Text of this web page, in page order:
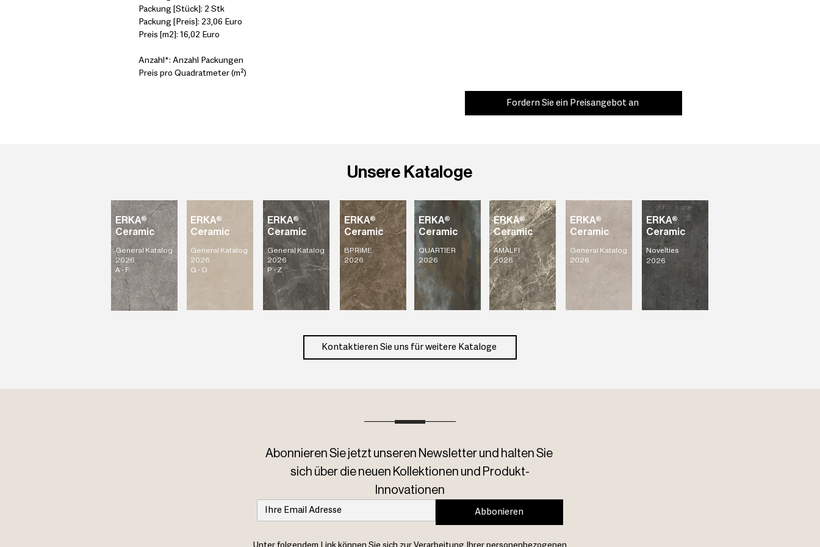
Packung [Stück]: 2 Stk
Packung [Preis]: 23,06 Euro
Preis [m2]: 16,02 Euro
Anzahl*: Anzahl Packungen
Preis pro Quadratmeter (m²)
Fordern Sie ein Preisangebot an
Unsere Kataloge
ERKA®
Ceramic
General Katalog
2026
G - O
ERKA®
Ceramic
General Katalog
2026
A - F
ERKA®
Ceramic
General Katalog
2026
P - Z
ERKA®
Ceramic
AMALFI
2026
ERKA®
Ceramic
QUARTIER
2026
ERKA®
Ceramic
BPRIME
2026
ERKA®
Ceramic
General Katalog
2026
ERKA®
Ceramic
Novelties
2026
Kontaktieren Sie uns für weitere Kataloge
Abonnieren Sie jetzt unseren Newsletter und halten Sie
sich über die neuen Kollektionen und Produkt-
Innovationen
Abbonieren
Unter folgendem Link können Sie sich zur Verarbeitung Ihrer personenbezogenen